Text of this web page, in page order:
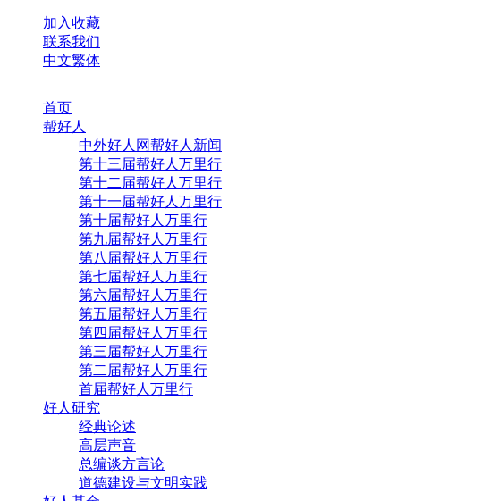
加入收藏
联系我们
中文繁体
首页
帮好人
中外好人网帮好人新闻
第十三届帮好人万里行
第十二届帮好人万里行
第十一届帮好人万里行
第十届帮好人万里行
第九届帮好人万里行
第八届帮好人万里行
第七届帮好人万里行
第六届帮好人万里行
第五届帮好人万里行
第四届帮好人万里行
第三届帮好人万里行
第二届帮好人万里行
首届帮好人万里行
好人研究
经典论述
高层声音
总编谈方言论
道德建设与文明实践